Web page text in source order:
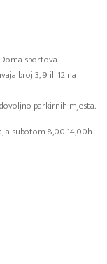
sportova.
broj 3, 9 ili 12 na
parkirnih mjesta.
a subotom 8,00-14,00h.